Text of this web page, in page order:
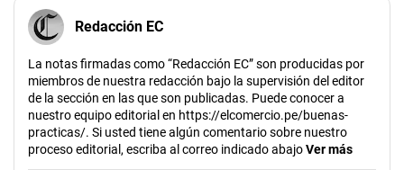
Redacción EC
La notas firmadas como “Redacción EC” son producidas por
miembros de nuestra redacción bajo la supervisión del editor
de la sección en las que son publicadas. Puede conocer a
nuestro equipo editorial en https://elcomercio.pe/buenas-
practicas/. Si usted tiene algún comentario sobre nuestro
proceso editorial, escriba al correo indicado abajoVer más